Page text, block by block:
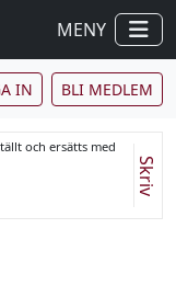
MENY
IN BLI MEDLEM
och ersätts med
Skriv